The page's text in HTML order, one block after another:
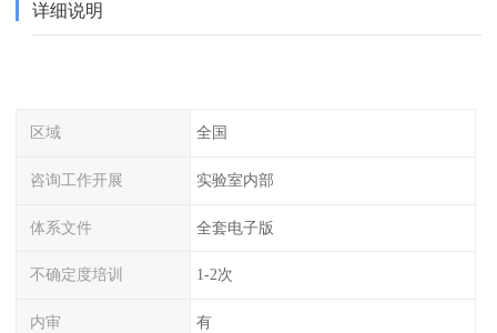
详细说明
区域 全国
咨询工作开展 实验室内部
体系文件 全套电子版
不确定度培训 1-2次
内审 有